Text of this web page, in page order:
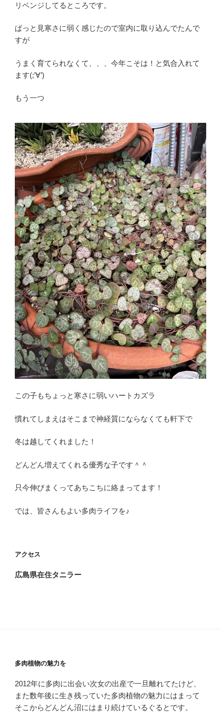
リベンジしてるところです。
ぱっと見寒さに弱く感じたので室内に取り込んでたんで
すが
うまく育てられなくて、、、今年こそは！と気合入れて
ます(;’∀’)
もう一つ
この子もちょっと寒さに弱いハートカズラ
慣れてしまえはそこまで神経質にならなくても軒下で
冬は越してくれました！
どんどん増えてくれる優秀な子です＾＾
只今伸びまくってあちこちに絡まってます！
では、皆さんもよい多肉ライフを♪
アクセス
広島県在住タニラー
多肉植物の魅力を
2012年に多肉に出会い次女の出産で一旦離れてたけど、
また数年後に生き残っていた多肉植物の魅力にはまって
そこからどんどん沼にはまり続けているぐるとです。